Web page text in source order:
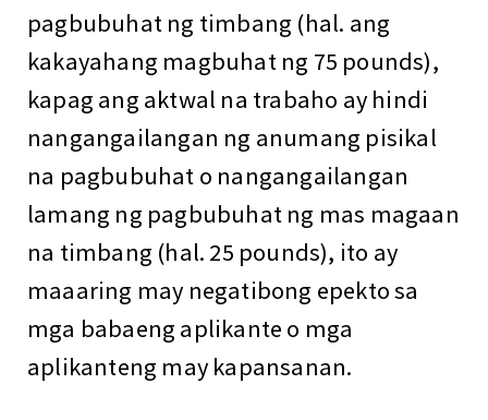
pagbubuhat ng timbang (hal. ang
kakayahang magbuhat ng 75 pounds),
kapag ang aktwal na trabaho ay hindi
nangangailangan ng anumang pisikal
na pagbubuhat o nangangailangan
lamang ng pagbubuhat ng mas magaan
na timbang (hal. 25 pounds), ito ay
maaaring may negatibong epekto sa
mga babaeng aplikante o mga
aplikanteng may kapansanan.